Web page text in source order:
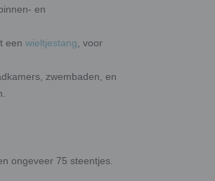
en
een wieltjestang , voor
zwembaden, en
ongeveer 75 steentjes.